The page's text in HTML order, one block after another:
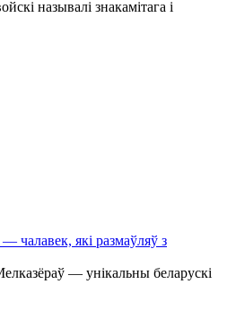
называлі знакамітага і
чалавек, які размаўляў з
— унікальны беларускі